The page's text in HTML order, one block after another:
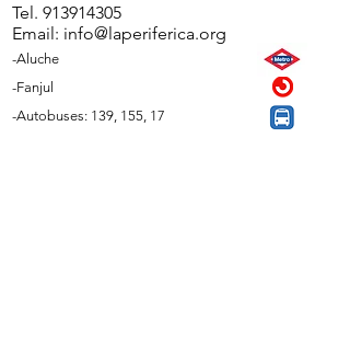
Tel. 913914305
Email: info@laperiferica.org
-Aluche
-Fanjul
-Autobuses: 139, 155, 17